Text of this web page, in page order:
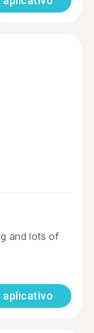
and lots of
aplicativo